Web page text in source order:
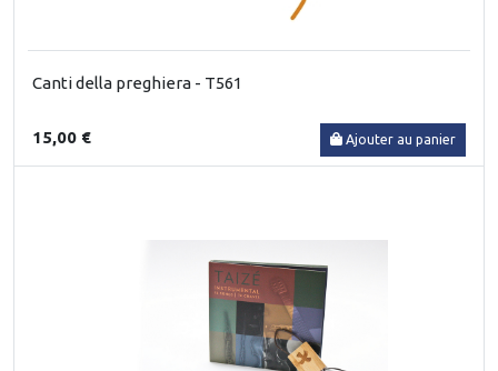
Canti della preghiera - T561
15,00 € Ajouter au panier